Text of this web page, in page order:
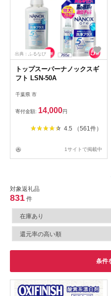
出典：ふるなび
トップスーパーナノックスギ
フト LSN-50A
千葉県 市
寄付金額: 14,000円
4.5 （561件）
1サイトで掲載中
対象返礼品
831 件
条件